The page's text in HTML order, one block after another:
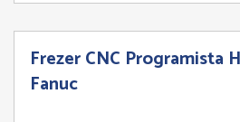
Frezer CNC Programista
Fanuc